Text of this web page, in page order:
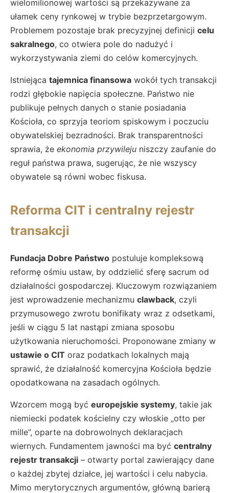
wielomilionowej wartości są przekazywane za
ułamek ceny rynkowej w trybie bezprzetargowym.
Problemem pozostaje brak precyzyjnej definicji celu
sakralnego, co otwiera pole do nadużyć i
wykorzystywania ziemi do celów komercyjnych.
Istniejąca tajemnica finansowa wokół tych transakcji
rodzi głębokie napięcia społeczne. Państwo nie
publikuje pełnych danych o stanie posiadania
Kościoła, co sprzyja teoriom spiskowym i poczuciu
obywatelskiej bezradności. Brak transparentności
sprawia, że ekonomia przywileju niszczy zaufanie do
reguł państwa prawa, sugerując, że nie wszyscy
obywatele są równi wobec fiskusa.
Reforma CIT i centralny rejestr
transakcji
Fundacja Dobre Państwo postuluje kompleksową
reformę ośmiu ustaw, by oddzielić sferę sacrum od
działalności gospodarczej. Kluczowym rozwiązaniem
jest wprowadzenie mechanizmu clawback, czyli
przymusowego zwrotu bonifikaty wraz z odsetkami,
jeśli w ciągu 5 lat nastąpi zmiana sposobu
użytkowania nieruchomości. Proponowane zmiany w
ustawie o CIT oraz podatkach lokalnych mają
sprawić, że działalność komercyjna Kościoła będzie
opodatkowana na zasadach ogólnych.
Wzorcem mogą być europejskie systemy, takie jak
niemiecki podatek kościelny czy włoskie „otto per
mille”, oparte na dobrowolnych deklaracjach
wiernych. Fundamentem jawności ma być centralny
rejestr transakcji – otwarty portal zawierający dane
o każdej zbytej działce, jej wartości i celu nabycia.
Mimo merytorycznych argumentów, główną barierą